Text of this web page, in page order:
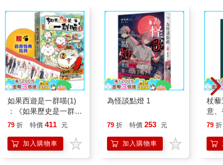
效果很快就反映在業績上，不久之後，我就榮升至總部的企畫部
而更令我驚訝的是，我找到了「想做的事」。
原來能夠從事「想做的事」竟然這麼開心，這是自童年時代天真
無邪四處玩耍以來未曾有過的體驗。而且和童年時的遊戲不同，
「想做的事」為我家的財庫帶來了收入。
講座的學員也和我一樣開始產生變化。副業收入超過本業收入的
人、獨立創業的人，在短短的期間內就以數十人為單位出現。
我從來未曾傳授過獨立創業的方法，我只傳授找到「想做的事」
的方法與從事副業的方法，為什麼獨立創業的人仍接二連三地出
現呢？
如果西遊是一群喵(1)
：《如果歷史是一群
喵》作者最新力作，附
79 折 特價 411 元
加入購物車
為怪談點燈 1
79 折 特價 253 元
加入購物車
杖
意
恭
79 折